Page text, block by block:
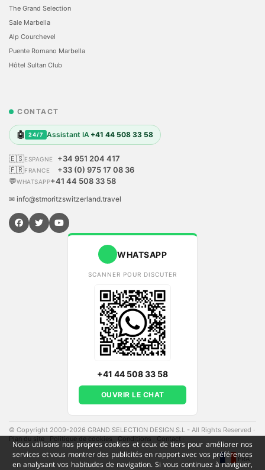
Nous utilisons nos propres cookies et ceux de tiers pour améliorer nos
services et vous montrer des publicités en rapport avec vos préférences
en analysant vos habitudes de navigation. Si vous continuez à naviguer,
The Grand Selection
Sale Marbella
Alp Courchevel
Puente Romano Marbella
Hôtel Sultan Club
CONTACT
🤖 24/7 Assistant IA +41 44 508 33 58
🇪🇸ESPAGNE
+34 951 204 417
🇫🇷FRANCE
+33 (0) 975 17 08 36
💬WHATSAPP+41 44 508 33 58
✉ info@stmoritzswitzerland.travel
WHATSAPP
SCANNER POUR DISCUTER
+41 44 508 33 58
OUVRIR LE CHAT
© Copyright 2009-2026 GRAND SELECTION DESIGN S.L - All Rights Reserved ·
Plan du site
Politique de cookies Conditions Contact
FRA